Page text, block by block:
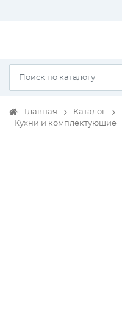
Главная Каталог
Кухни и комплектующие